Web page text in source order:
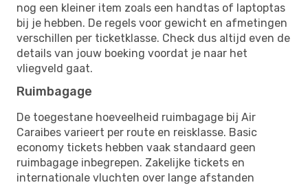
nog een kleiner item zoals een handtas of laptoptas
bij je hebben. De regels voor gewicht en afmetingen
verschillen per ticketklasse. Check dus altijd even de
details van jouw boeking voordat je naar het
vliegveld gaat.
Ruimbagage
De toegestane hoeveelheid ruimbagage bij Air
Caraibes varieert per route en reisklasse. Basic
economy tickets hebben vaak standaard geen
ruimbagage inbegrepen. Zakelijke tickets en
internationale vluchten over lange afstanden